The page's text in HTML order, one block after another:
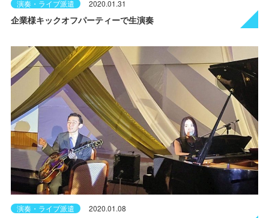
演奏・ライブ派遣 2020.01.31
企業様キックオフパーティーで生演奏
演奏・ライブ派遣 2020.01.08